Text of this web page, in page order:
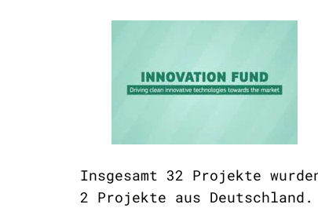
Insgesamt 32 Projekte
2 Projekte aus Deutschland.